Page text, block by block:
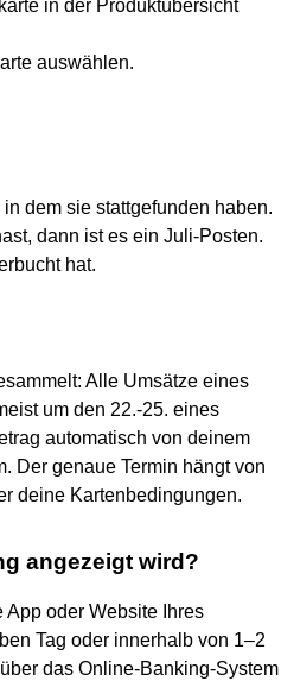
in der Produktübersicht
auswählen.
dem sie stattgefunden haben.
dann ist es ein Juli-Posten.
hat.
Alle Umsätze eines
um den 22.-25. eines
automatisch von deinem
Der genaue Termin hängt von
deine Kartenbedingungen.
angezeigt wird?
oder Website Ihres
Tag oder innerhalb von 1–2
das Online-Banking-System